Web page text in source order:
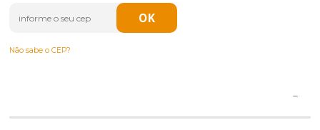
Não sabe o CEP?